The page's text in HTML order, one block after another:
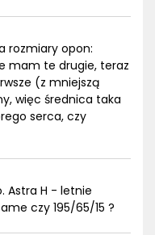
rozmiary opon:
mam te drugie, teraz
(z mniejszą
więc średnica taka
serca, czy
Astra H - letnie
czy 195/65/15 ?